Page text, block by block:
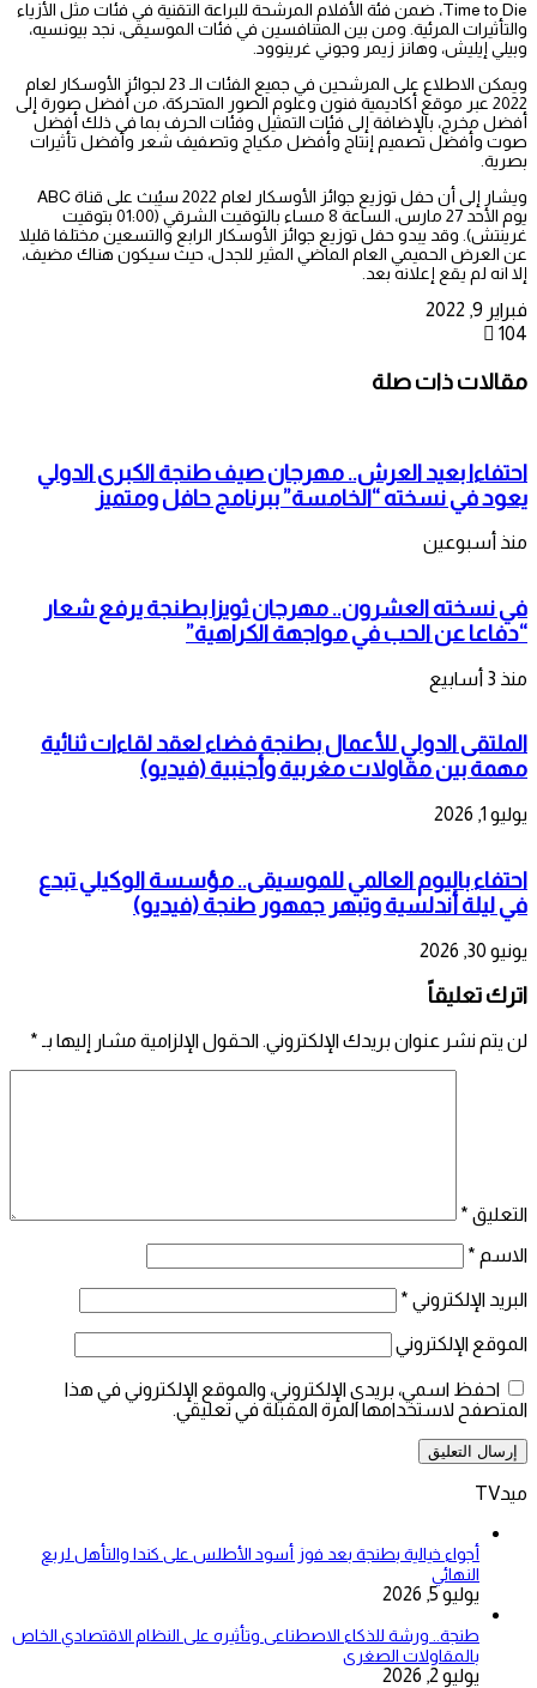
Time to Die، ضمن فئة الأفلام المرشحة للبراعة التقنية في فئات مثل الأزياء
والتأثيرات المرئية. ومن بين المتنافسين في فئات الموسيقى، نجد بيونسيه،
وبيلي إيليش، وهانز زيمر وجوني غرينوود.
ويمكن الاطلاع على المرشحين في جميع الفئات الـ 23 لجوائز الأوسكار لعام
2022 عبر موقع أكاديمية فنون وعلوم الصور المتحركة، من أفضل صورة إلى
أفضل مخرج، بالإضافة إلى فئات التمثيل وفئات الحرف بما في ذلك أفضل
صوت وأفضل تصميم إنتاج وأفضل مكياج وتصفيف شعر وأفضل تأثيرات
بصرية.
ويشار إلى أن حفل توزيع جوائز الأوسكار لعام 2022 سيُبث على قناة ABC
يوم الأحد 27 مارس، الساعة 8 مساء بالتوقيت الشرقي (01:00 بتوقيت
غرينتش). وقد يبدو حفل توزيع جوائز الأوسكار الرابع والتسعين مختلفا قليلا
عن العرض الحميمي العام الماضي المثير للجدل، حيث سيكون هناك مضيف،
إلا انه لم يقع إعلانه بعد.
فبراير 9, 2022
104
مقالات ذات صلة
احتفاءا بعيد العرش.. مهرجان صيف طنجة الكبرى الدولي
يعود في نسخته “الخامسة” ببرنامج حافل ومتميز
منذ أسبوعين
في نسخته العشرون.. مهرجان ثويزا بطنجة يرفع شعار
“دفاعا عن الحب في مواجهة الكراهية”
منذ 3 أسابيع
الملتقى الدولي للأعمال بطنجة فضاء لعقد لقاءات ثنائية
مهمة بين مقاولات مغربية وأجنبية (فيديو)
يوليو 1, 2026
احتفاء باليوم العالمي للموسيقى.. مؤسسة الوكيلي تبدع
في ليلة أندلسية وتبهر جمهور طنجة (فيديو)
يونيو 30, 2026
اترك تعليقاً
لن يتم نشر عنوان بريدك الإلكتروني. الحقول الإلزامية مشار إليها بـ *
التعليق *
الاسم *
البريد الإلكتروني *
الموقع الإلكتروني
احفظ اسمي، بريدي الإلكتروني، والموقع الإلكتروني في هذا
المتصفح لاستخدامها المرة المقبلة في تعليقي.
ميدTV
أجواء خيالية بطنجة بعد فوز أسود الأطلس على كندا والتأهل لربع
النهائي
يوليو 5, 2026
طنجة.. ورشة للذكاء الاصطناعى وتأثيره على النظام الاقتصادي الخاص
بالمقاولات الصغرى
يوليو 2, 2026